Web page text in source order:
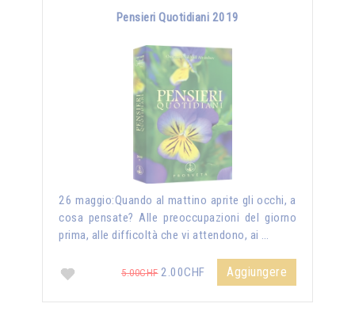
Pensieri Quotidiani 2019
26 maggio:Quando al mattino aprite gli occhi, a
cosa pensate? Alle preoccupazioni del giorno
prima, alle difficoltà che vi attendono, ai …
5.00CHF2.00CHF Aggiungere